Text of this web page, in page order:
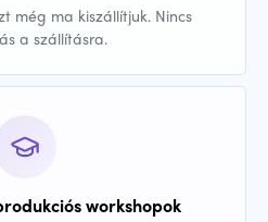
még ma kiszállítjuk. Nincs
a szállításra.
workshopok